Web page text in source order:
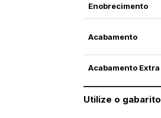
Enobrecimento
Acabamento
Acabamento Extra
Utilize o gabarito